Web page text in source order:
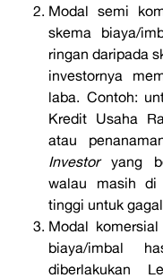
Modal semi
skema biaya/
ringan daripada
investornya
laba. Contoh:
Kredit Usaha
atau
Investoryang
walau masih di
tinggi untuk gagal
Modal
biaya/imbal
diberlakukan